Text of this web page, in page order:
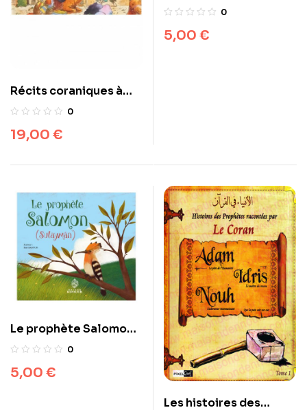
Récits coraniques à
lire avant de dormir
0
19,00 €
(Yûsuf)
0
5,00 €
Le prophète Salomon
(Sulaymân)
0
5,00 €
Les histoires des